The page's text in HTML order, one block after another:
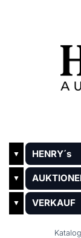
▼ HENRY´s
▼
▼ VERKAUF